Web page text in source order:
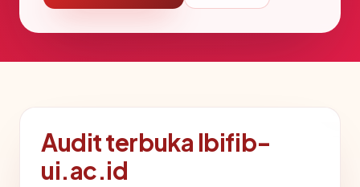
Audit terbuka lbifib-
ui.ac.id